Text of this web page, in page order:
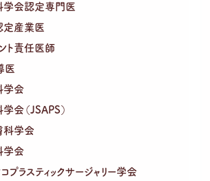
学会認定専門医
定産業医
ト責任医師
医
学会
会（JSAPS）
科学会
学会
プラスティックサージャリー学会